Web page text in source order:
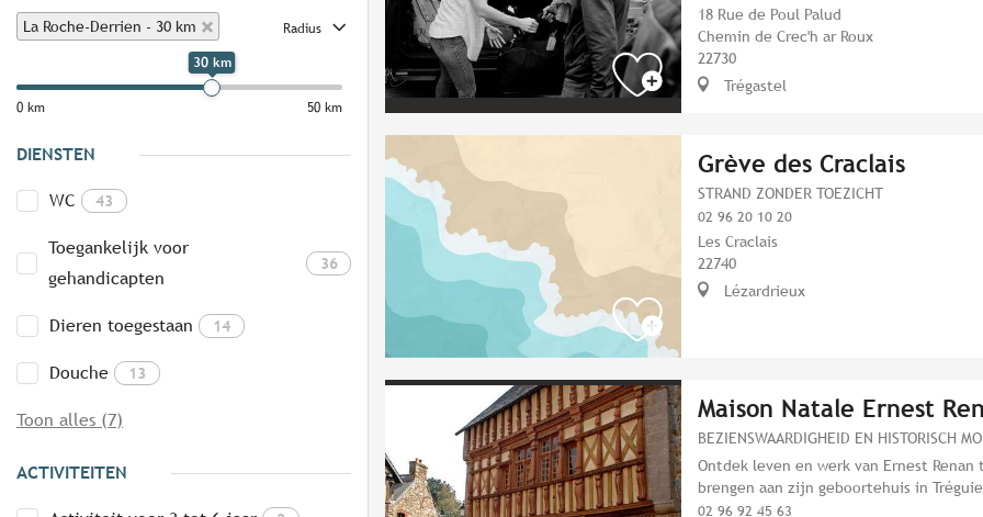
La Roche-Derrien - 30 km Radius
0 km 50 km
30 km
DIENSTEN
WC 43
Toegankelijk voor
gehandicapten
36
Dieren toegestaan 14
Douche 13
Toon alles (7)
ACTIVITEITEN
18 Rue de Poul Palud
Chemin de Crec'h ar Roux
22730
Trégastel
Grève des Craclais
STRAND ZONDER TOEZICHT
02 96 20 10 20
Les Craclais
22740
Lézardrieux
Maison Natale Ernest
BEZIENSWAARDIGHEID EN HISTORISCH
Ontdek leven en werk van Ernest
brengen aan zijn geboortehuis in
02 96 92 45 63